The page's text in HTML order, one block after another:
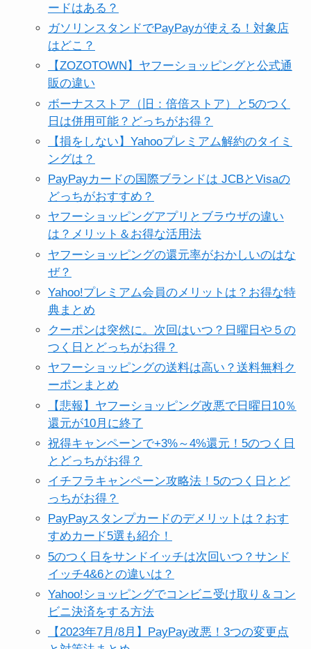
ードはある？
ガソリンスタンドでPayPayが使える！対象店
はどこ？
【ZOZOTOWN】ヤフーショッピングと公式通
販の違い
ボーナスストア（旧：倍倍ストア）と5のつく
日は併用可能？どっちがお得？
【損をしない】Yahooプレミアム解約のタイミ
ングは？
PayPayカードの国際ブランドは JCBとVisaの
どっちがおすすめ？
ヤフーショッピングアプリとブラウザの違い
は？メリット＆お得な活用法
ヤフーショッピングの還元率がおかしいのはな
ぜ？
Yahoo!プレミアム会員のメリットは？お得な特
典まとめ
クーポンは突然に。次回はいつ？日曜日や５の
つく日とどっちがお得？
ヤフーショッピングの送料は高い？送料無料ク
ーポンまとめ
【悲報】ヤフーショッピング改悪で日曜日10％
還元が10月に終了
祝得キャンペーンで+3%～4%還元！5のつく日
とどっちがお得？
イチフラキャンペーン攻略法！5のつく日とど
っちがお得？
PayPayスタンプカードのデメリットは？おす
すめカード5選も紹介！
5のつく日をサンドイッチは次回いつ？サンド
イッチ4&6との違いは？
Yahoo!ショッピングでコンビニ受け取り＆コン
ビニ決済をする方法
【2023年7月/8月】PayPay改悪！3つの変更点